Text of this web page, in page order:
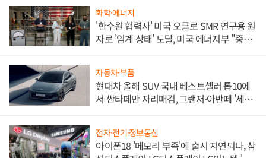
화학·에너지
'한수원 협력사' 미국 오클로 SMR 연구용 원
자로 '임계 상태' 도달, 미국 에너지부 "중요
자동차·부품
현대차 올해 SUV 국내 베스트셀러 톱10에
서 싼타페만 자리매김, 그랜저·아반떼 '세단
전자·전기·정보통신
아이폰18 '메모리 부족'에 출시 지연되나, 삼